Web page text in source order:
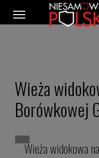
Wieża
Borówkowej
Wieża widokowa